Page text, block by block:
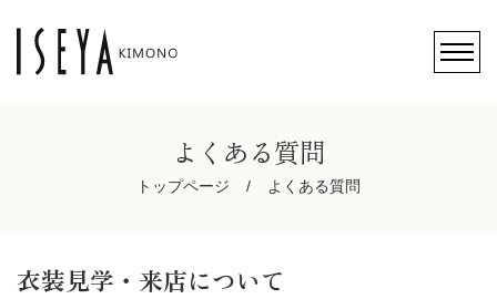
よくある質問
トップページ よくある質問
衣装見学・来店について